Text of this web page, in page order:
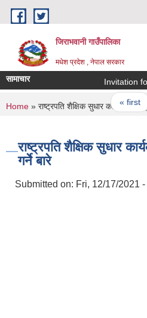
Skip to main content
जिराभवानी गाउँपालिका
मधेश प्रदेश , नेपाल सरकार
सामाचार Invitation for
Pages
« first
You are here
Home » राष्ट्रपति शैक्षिक सुधार कार्यक्रमको
राष्ट्रपति शैक्षिक सुधार
गर्ने बारे
Submitted on: Fri, 12/17/2021